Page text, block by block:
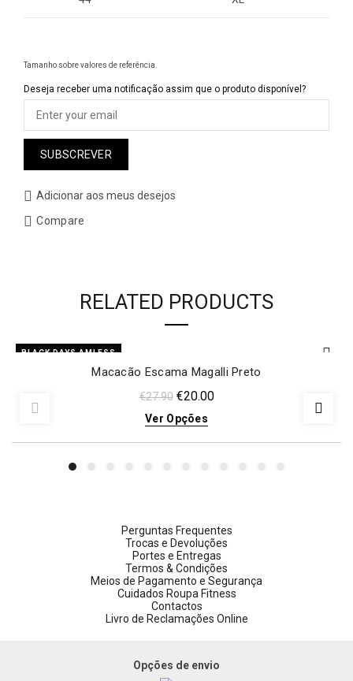
Tamanho sobre valores de referência.
Deseja receber uma notificação assim que o produto disponível?
SUBSCREVER
Adicionar aos meus desejos
Compare
RELATED PRODUCTS
BLACK DAYS AMLESS
Macacão Escama Magalli Preto
€27.90 €20.00
Ver Opções
Perguntas Frequentes
Trocas e Devoluções
Portes e Entregas
Termos & Condições
Meios de Pagamento e Segurança
Cuidados Roupa Fitness
Contactos
Livro de Reclamações Online
Opções de envio